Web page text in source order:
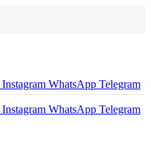
Instagram WhatsApp Telegram
Instagram WhatsApp Telegram